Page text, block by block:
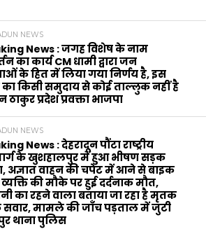
NEWS
News : जगह विशेष के नाम
का कार्य CM धामी द्वारा जन
के हित में लिया गया निर्णय है, इस
का किसी समुदाय से कोई ताल्लुक नहीं है
ठाकुर प्रदेश प्रवक्ता भाजपा
NEWS
News : देहरादून पौंटा राष्ट्रीय
के खुशहालपुर में हुआ भीषण सड़क
अज्ञात वाहन की चपेट में आने से बाइक
की मौके पर हुई दर्दनाक मौत,
का रहने वाला बताया जा रहा है मृतक
सवार, मामले की जाँच पड़ताल में जुटी
थाना पुलिस